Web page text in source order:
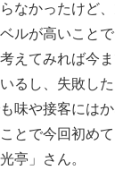
なかったけど
ルが高いこと
えてみれば今
るし、失敗し
味や接客には
とで今回初め
亭」さん。